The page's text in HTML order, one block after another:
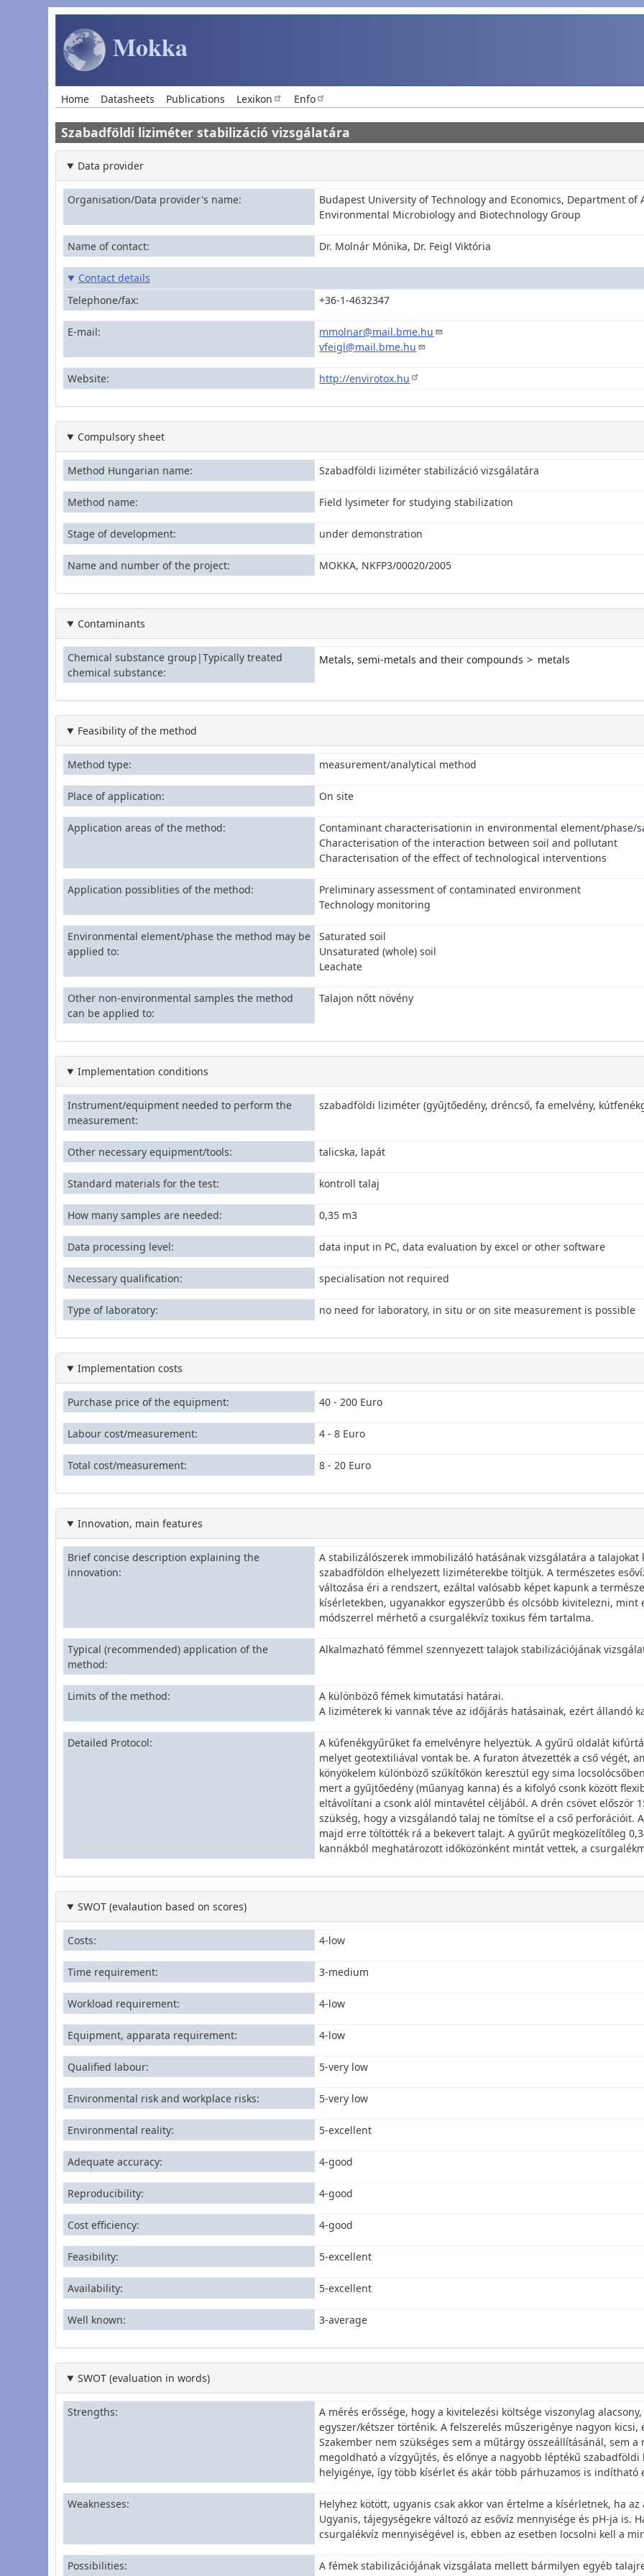
Skip to main content
Mokka
Main navigation
Home Datasheets Publications Lexikon Enfo
Szabadföldi liziméter stabilizáció vizsgálatára
Data provider
Organisation/Data provider's name
Budapest University of Technology and Economics, Department of
Environmental Microbiology and Biotechnology Group
Name of contact Dr. Molnár Mónika, Dr. Feigl Viktória
Contact details
Telephone/fax
+36-1-4632347
E-mail
mmolnar@mail.bme.hu
vfeigl@mail.bme.hu
Website http://envirotox.hu
Compulsory sheet
Method Hungarian name Szabadföldi liziméter stabilizáció vizsgálatára
Method name Field lysimeter for studying stabilization
Stage of development under demonstration
Name and number of the project MOKKA, NKFP3/00020/2005
Contaminants
Chemical substance group|Typically treated
chemical substance
Metals, semi-metals and their compounds metals
Feasibility of the method
Method type measurement/analytical method
Place of application On site
Application areas of the method
Contaminant characterisationin in environmental element/phase/
Characterisation of the interaction between soil and pollutant
Characterisation of the effect of technological interventions
Application possiblities of the method
Preliminary assessment of contaminated environment
Technology monitoring
Environmental element/phase the method may be
applied to
Saturated soil
Unsaturated (whole) soil
Leachate
Other non-environmental samples the method
can be applied to
Talajon nőtt növény
Implementation conditions
Instrument/equipment needed to perform the
measurement
szabadföldi liziméter (gyűjtőedény, dréncső, fa emelvény,
Other necessary equipment/tools talicska, lapát
Standard materials for the test kontroll talaj
How many samples are needed 0,35 m3
Data processing level data input in PC, data evaluation by excel or other software
Necessary qualification specialisation not required
Type of laboratory no need for laboratory, in situ or on site measurement is possible
Implementation costs
Purchase price of the equipment 40 - 200 Euro
Labour cost/measurement 4 - 8 Euro
Total cost/measurement 8 - 20 Euro
Innovation, main features
Brief concise description explaining the
innovation
A stabilizálószerek immobilizáló hatásának vizsgálatára a
szabadföldön elhelyezett liziméterekbe töltjük. A természetes
változása éri a rendszert, ezáltal valósabb képet kapunk a
kísérletekben, ugyanakkor egyszerűbb és olcsóbb kivitelezni,
módszerrel mérhető a csurgalékvíz toxikus fém tartalma.
Typical (recommended) application of the
method
Alkalmazható fémmel szennyezett talajok stabilizációjának
Limits of the method
A különböző fémek kimutatási határai.
A liziméterek ki vannak téve az időjárás hatásainak, ezért állandó
Detailed Protocol
A kúfenékgyűrűket fa emelvényre helyeztük. A gyűrű oldalát
melyet geotextiliával vontak be. A furaton átvezették a cső végét,
könyökelem különböző szűkítőkön keresztül egy sima
mert a gyűjtőedény (műanyag kanna) és a kifolyó csonk között
eltávolítani a csonk alól mintavétel céljából. A drén csövet először
szükség, hogy a vizsgálandó talaj ne tömítse el a cső perforációit.
majd erre töltötték rá a bekevert talajt. A gyűrűt megközelítőleg
kannákból meghatározott időközönként mintát vettek, a
SWOT (evalaution based on scores)
Costs 4-low
Time requirement 3-medium
Workload requirement 4-low
Equipment, apparata requirement 4-low
Qualified labour 5-very low
Environmental risk and workplace risks 5-very low
Environmental reality 5-excellent
Adequate accuracy 4-good
Reproducibility 4-good
Cost efficiency 4-good
Feasibility 5-excellent
Availability 5-excellent
Well known 3-average
SWOT (evaluation in words)
Strengths
A mérés erőssége, hogy a kivitelezési költsége viszonylag
egyszer/kétszer történik. A felszerelés műszerigénye nagyon
Szakember nem szükséges sem a műtárgy összeállításánál, sem
megoldható a vízgyűjtés, és előnye a nagyobb léptékű
helyigénye, így több kísérlet és akár több párhuzamos is indítható
Weaknesses
Helyhez kötött, ugyanis csak akkor van értelme a kísérletnek, ha
Ugyanis, tájegységekre változó az esővíz mennyisége és pH-ja is.
csurgalékvíz mennyiségével is, ebben az esetben locsolni kell a
Possibilities
A fémek stabilizációjának vizsgálata mellett bármilyen egyéb